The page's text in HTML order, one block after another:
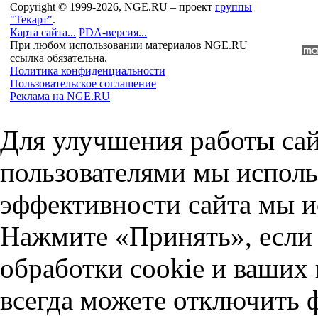
Copyright © 1999-2026, NGE.RU – проект группы
"Текарт".
Карта сайта... PDA-версия...
При любом использовании материалов NGE.RU
ссылка обязательна.
Политика конфиденциальности
Пользовательское соглашение
Реклама на NGE.RU
Для улучшения работы
пользователями мы
эффективности сайта мы
Нажмите «Принять», если
обработки cookie и
всегда можете отключить